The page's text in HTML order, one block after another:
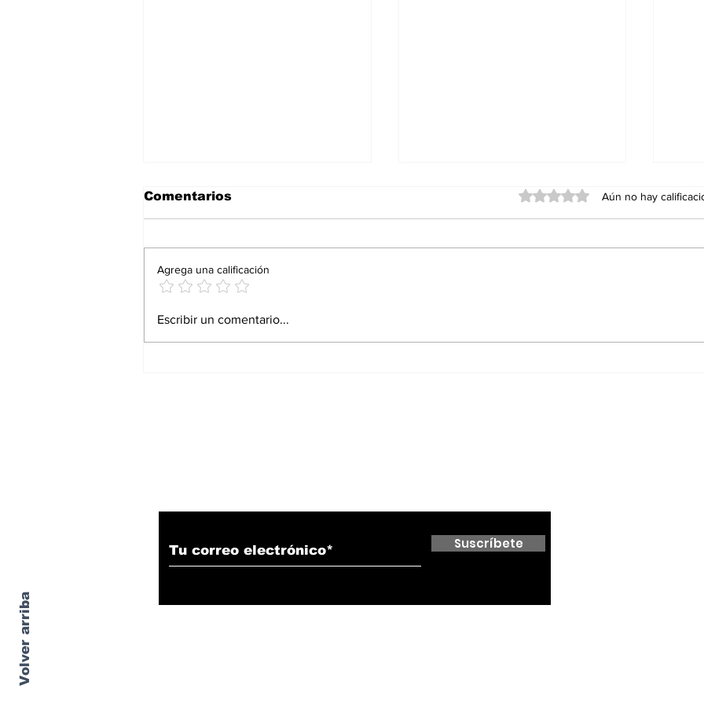
Proturismo responde
Martínez Bremer
educación, inclusión y
Comentarios Obtuvo 0 de 5 estrellas.
Aún no hay
Agrega una calificación
Escribir un comentario...
Volver arriba
Suscríbete